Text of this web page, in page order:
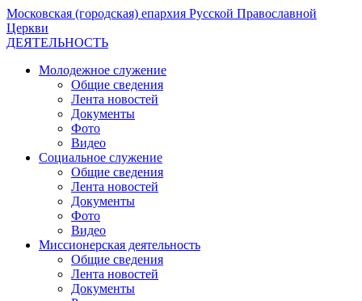
Московская (городская) епархия Русской Православной
Церкви
ДЕЯТЕЛЬНОСТЬ
Молодежное служение
Общие сведения
Лента новостей
Документы
Фото
Видео
Социальное служение
Общие сведения
Лента новостей
Документы
Фото
Видео
Миссионерская деятельность
Общие сведения
Лента новостей
Документы